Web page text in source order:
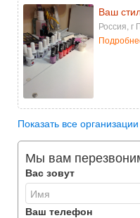
Ваш
Россия, г
Показать все организации
Мы вам
Вас зовут
Ваш телефон